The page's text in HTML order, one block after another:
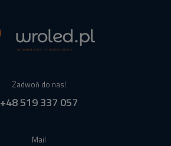
Zadwoń do nas!
+48 519 337 057
Mail